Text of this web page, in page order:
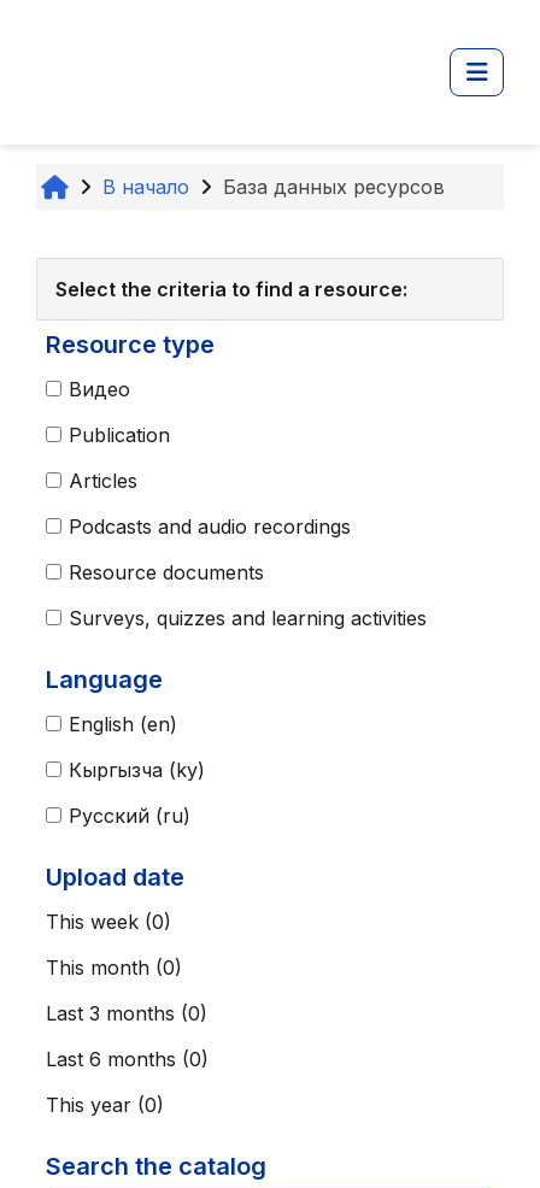
В начало База данных ресурсов
Select the criteria to find a resource:
Resource type
Видео
Publication
Articles
Podcasts and audio recordings
Resource documents
Surveys, quizzes and learning activities
Language
English ‎(en)‎
Кыргызча ‎(ky)‎
Русский ‎(ru)‎
Upload date
This week (0)
This month (0)
Last 3 months (0)
Last 6 months (0)
This year (0)
Search the catalog